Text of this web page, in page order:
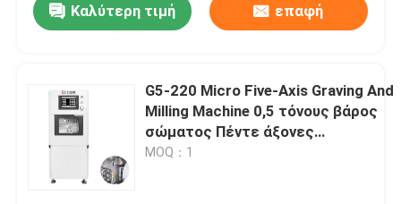
Καλύτερη τιμή επαφή
G5-220 Micro Five-Axis Graving And
Milling Machine 0,5 τόνους βάρος
σώματος Πέντε άξονες
MOQ：1